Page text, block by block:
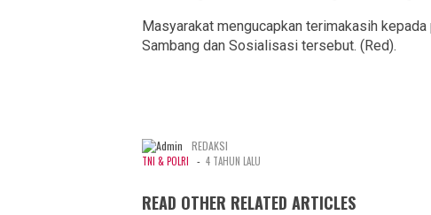
Masyarakat mengucapkan terimakasih
Sambang dan Sosialisasi tersebut. (Red).
REDAKSI
TNI & POLRI - 4 TAHUN LALU
READ OTHER RELATED ARTICLES